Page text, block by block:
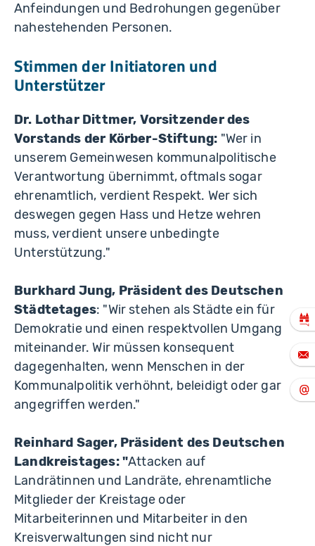
Anfeindungen und Bedrohungen gegenüber
nahestehenden Personen.
Stimmen der Initiatoren und
Unterstützer
Dr. Lothar Dittmer, Vorsitzender des
Vorstands der Körber-Stiftung: "Wer in
unserem Gemeinwesen kommunalpolitische
Verantwortung übernimmt, oftmals sogar
ehrenamtlich, verdient Respekt. Wer sich
deswegen gegen Hass und Hetze wehren
muss, verdient unsere unbedingte
Unterstützung."
Burkhard Jung, Präsident des Deutschen
Städtetages: "Wir stehen als Städte ein für
Demokratie und einen respektvollen Umgang
miteinander. Wir müssen konsequent
dagegenhalten, wenn Menschen in der
Kommunalpolitik verhöhnt, beleidigt oder gar
angegriffen werden."
Reinhard Sager, Präsident des Deutschen
Landkreistages: "Attacken auf
Landrätinnen und Landräte, ehrenamtliche
Mitglieder der Kreistage oder
Mitarbeiterinnen und Mitarbeiter in den
Kreisverwaltungen sind nicht nur